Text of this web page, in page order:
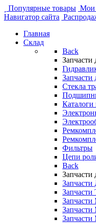
Популярные товары Мои
Навигатор сайта
Главная
Склад
Back
Запчасти
Запчасти
Стекла
Фильтры
Цепи
Back
Запчасти
Запчасти